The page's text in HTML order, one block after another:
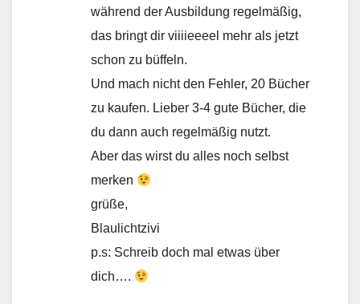
während der Ausbildung regelmäßig,
das bringt dir viiiieeeel mehr als jetzt
schon zu büffeln.
Und mach nicht den Fehler, 20 Bücher
zu kaufen. Lieber 3-4 gute Bücher, die
du dann auch regelmäßig nutzt.
Aber das wirst du alles noch selbst
merken
grüße,
Blaulichtzivi
p.s: Schreib doch mal etwas über
dich….